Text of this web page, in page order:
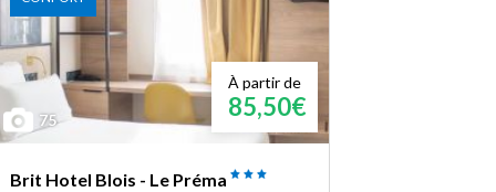
À partir de
85,50€
75
Brit Hotel Blois - Le Préma